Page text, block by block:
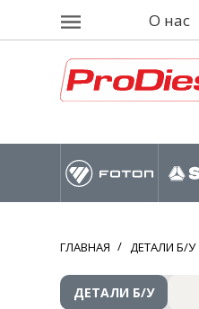
О нас
ГЛАВНАЯ ДЕТАЛИ Б/У
ДЕТАЛИ Б/У